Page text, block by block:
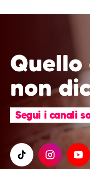
non
Segui i canali